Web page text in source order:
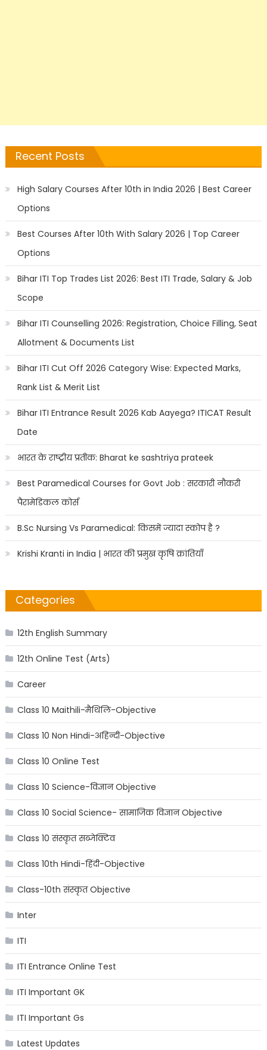
Recent Posts
High Salary Courses After 10th in India 2026 | Best Career
Options
Best Courses After 10th With Salary 2026 | Top Career
Options
Bihar ITI Top Trades List 2026: Best ITI Trade, Salary & Job
Scope
Bihar ITI Counselling 2026: Registration, Choice Filling, Seat
Allotment & Documents List
Bihar ITI Cut Off 2026 Category Wise: Expected Marks,
Rank List & Merit List
Bihar ITI Entrance Result 2026 Kab Aayega? ITICAT Result
Date
भारत के राष्ट्रीय प्रतीक: Bharat ke sashtriya prateek
Best Paramedical Courses for Govt Job : सरकारी नौकरी
पैरामेडिकल कोर्स
B.Sc Nursing Vs Paramedical: किसमें ज्यादा स्कोप है ?
Krishi Kranti in India | भारत की प्रमुख कृषि क्रांतियाँ
Categories
12th English Summary
12th Online Test (Arts)
Career
Class 10 Maithili-मैथिलि-Objective
Class 10 Non Hindi-अहिन्दी-Objective
Class 10 Online Test
Class 10 Science-विज्ञान Objective
Class 10 Social Science- सामाजिक विज्ञान Objective
Class 10 संस्कृत सब्जेक्टिव
Class 10th Hindi-हिंदी-Objective
Class-10th संस्कृत Objective
Inter
ITI
ITI Entrance Online Test
ITI Important GK
ITI Important Gs
Latest Updates